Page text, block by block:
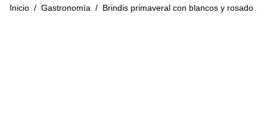
Inicio / Gastronomía / Brindis primaveral con blancos y rosado